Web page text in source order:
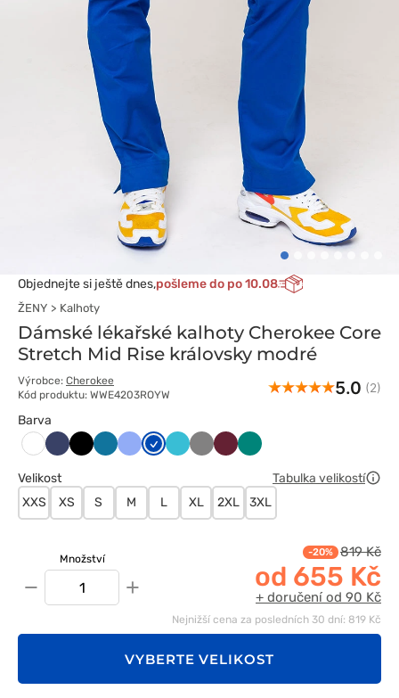
Objednejte si ještě dnes,pošleme do po 10.08
ŽENY Kalhoty
Dámské lékařské kalhoty Cherokee Core
Stretch Mid Rise královsky modré
Výrobce: Cherokee
Kód produktu: WWE4203ROYW
5.0 (2)
Barva
Biały CiemnyCzarnyKaraibski
Klasyczny
Królewski
MorskiSzary Wiśniowy
Zielony
Velikost
Tabulka velikostí
XXS
XS S M L XL 2XL 3XL
Množství
− +
-20% 819 Kč
od 655 Kč
+ doručení od 90 Kč
Nejnižší cena za posledních 30 dní: 819 Kč
VYBERTE VELIKOST